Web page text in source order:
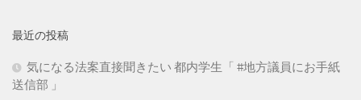
最近の投稿
気になる法案直接聞きたい 都内学生「 #地方議員にお手紙
送信部 」